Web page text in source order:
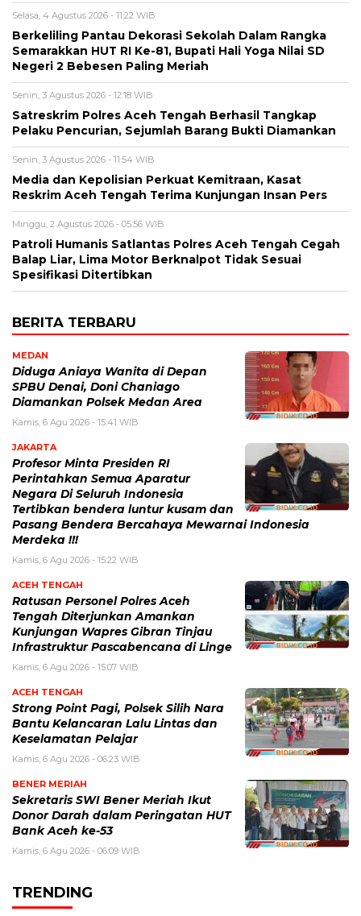
Selasa, 4 Agustus 2026 - 11:22 WIB
Berkeliling Pantau Dekorasi Sekolah Dalam Rangka
Semarakkan HUT RI Ke-81, Bupati Hali Yoga Nilai SD
Negeri 2 Bebesen Paling Meriah
Senin, 3 Agustus 2026 - 12:18 WIB
Satreskrim Polres Aceh Tengah Berhasil Tangkap
Pelaku Pencurian, Sejumlah Barang Bukti Diamankan
Senin, 3 Agustus 2026 - 11:54 WIB
Media dan Kepolisian Perkuat Kemitraan, Kasat
Reskrim Aceh Tengah Terima Kunjungan Insan Pers
Minggu, 2 Agustus 2026 - 05:56 WIB
Patroli Humanis Satlantas Polres Aceh Tengah Cegah
Balap Liar, Lima Motor Berknalpot Tidak Sesuai
Spesifikasi Ditertibkan
BERITA TERBARU
MEDAN
Diduga Aniaya Wanita di Depan
SPBU Denai, Doni Chaniago
Diamankan Polsek Medan Area
Kamis, 6 Agu 2026 - 15:41 WIB
JAKARTA
Profesor Minta Presiden RI
Perintahkan Semua Aparatur
Negara Di Seluruh Indonesia
Tertibkan bendera luntur kusam dan
Pasang Bendera Bercahaya Mewarnai Indonesia
Merdeka !!!
Kamis, 6 Agu 2026 - 15:22 WIB
ACEH TENGAH
Ratusan Personel Polres Aceh
Tengah Diterjunkan Amankan
Kunjungan Wapres Gibran Tinjau
Infrastruktur Pascabencana di Linge
Kamis, 6 Agu 2026 - 15:07 WIB
ACEH TENGAH
Strong Point Pagi, Polsek Silih Nara
Bantu Kelancaran Lalu Lintas dan
Keselamatan Pelajar
Kamis, 6 Agu 2026 - 06:23 WIB
BENER MERIAH
Sekretaris SWI Bener Meriah Ikut
Donor Darah dalam Peringatan HUT
Bank Aceh ke-53
Kamis, 6 Agu 2026 - 06:09 WIB
TRENDING